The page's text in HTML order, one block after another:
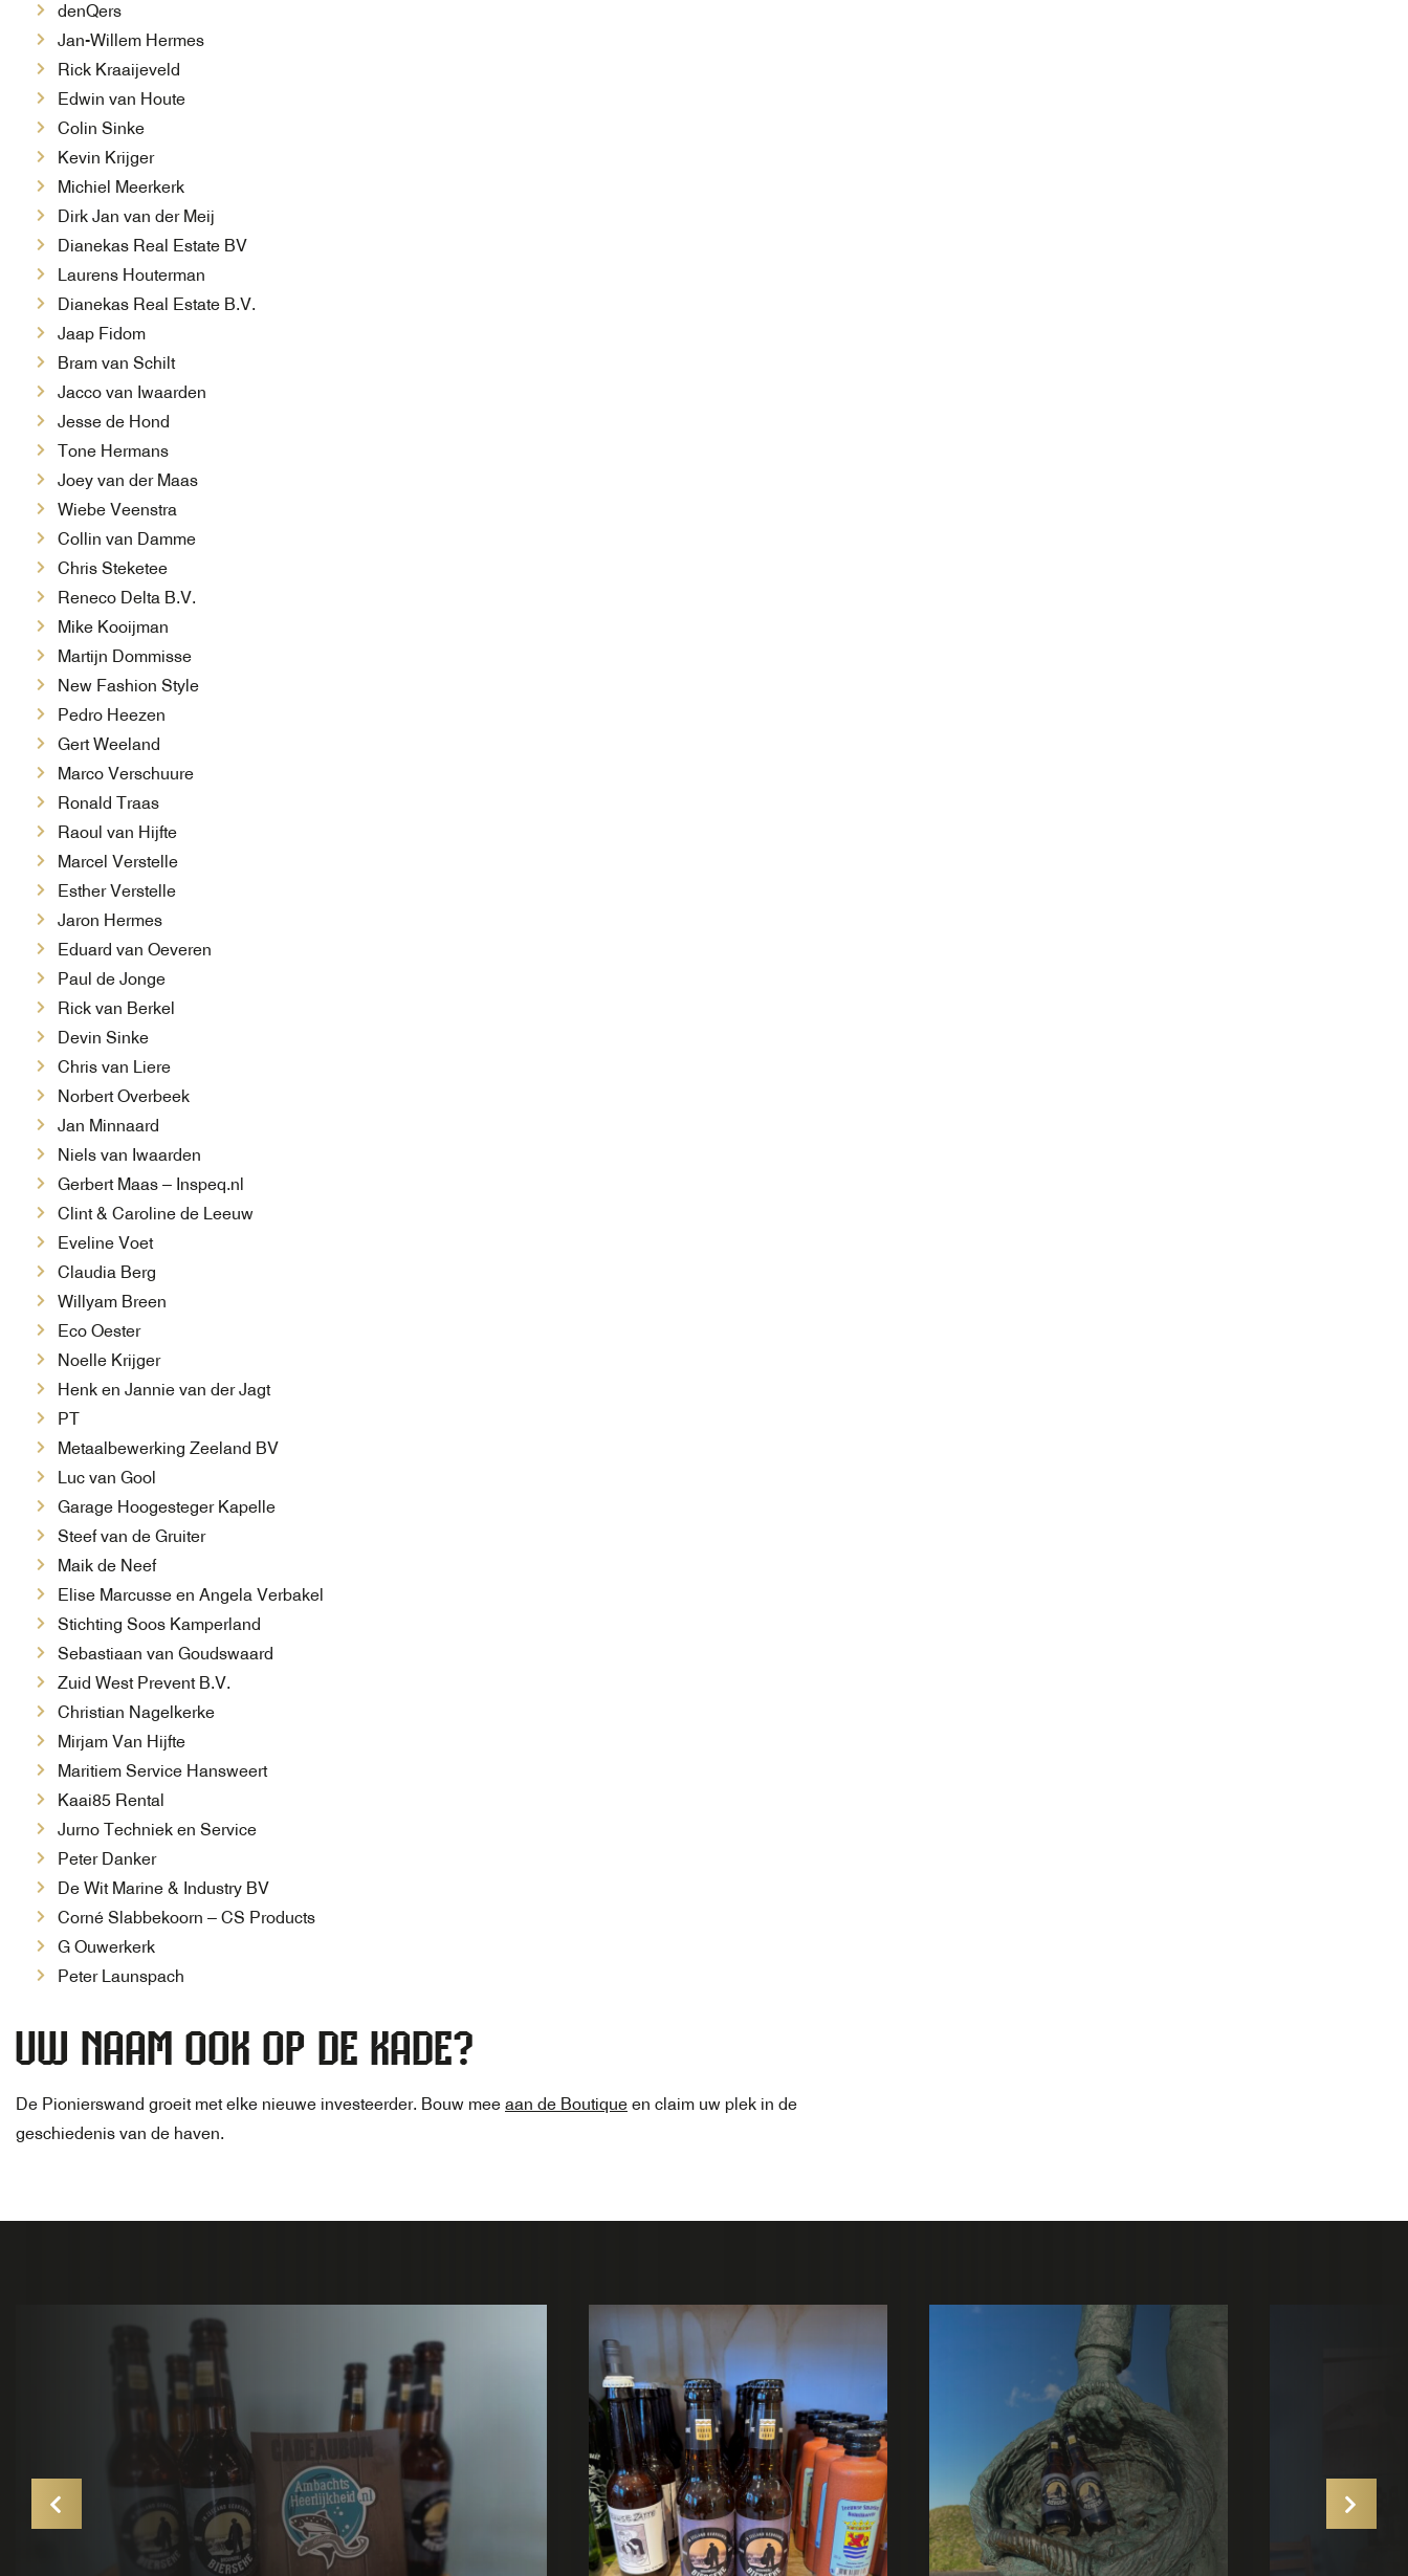
denQers
Jan-Willem Hermes
Rick Kraaijeveld
Edwin van Houte
Colin Sinke
Kevin Krijger
Michiel Meerkerk
Dirk Jan van der Meij
Dianekas Real Estate BV
Laurens Houterman
Dianekas Real Estate B.V.
Jaap Fidom
Bram van Schilt
Jacco van Iwaarden
Jesse de Hond
Tone Hermans
Joey van der Maas
Wiebe Veenstra
Collin van Damme
Chris Steketee
Reneco Delta B.V.
Mike Kooijman
Martijn Dommisse
New Fashion Style
Pedro Heezen
GertWeeland
Marco Verschuure
Ronald Traas
Raoul van Hijfte
Marcel Verstelle
Esther Verstelle
Jaron Hermes
Eduard van Oeveren
Paul de Jonge
Rick van Berkel
Devin Sinke
Chris van Liere
Norbert Overbeek
Jan Minnaard
Niels van Iwaarden
Gerbert Maas – Inspeq.nl
Clint & Caroline de Leeuw
Eveline Voet
Claudia Berg
Willyam Breen
Eco Oester
Noelle Krijger
Henk en Jannie van der Jagt
PT
Metaalbewerking Zeeland BV
Luc van Gool
Garage Hoogesteger Kapelle
Steef van de Gruiter
Maik de Neef
Elise Marcusse en Angela Verbakel
Stichting Soos Kamperland
Sebastiaan van Goudswaard
Zuid West Prevent B.V.
Christian Nagelkerke
Mirjam Van Hijfte
Maritiem Service Hansweert
Kaai85 Rental
Jurno Techniek en Service
Peter Danker
De Wit Marine & Industry BV
Corné Slabbekoorn – CS Products
G Ouwerkerk
Peter Launspach
UW NAAM OOK OP DE KADE?
De Pionierswand groeit met elke nieuwe investeerder. Bouw mee aan de Boutique en claim uw plek in de
geschiedenis van de haven.